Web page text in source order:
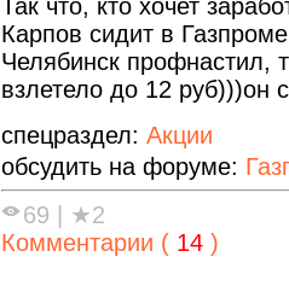
Так что, кто хочет
Карпов сидит в
Челябинск профнастил,
взлетело до 12 руб)))он
спецраздел: Акции
обсудить на форуме:
69 | ★2
Комментарии ( 14 )